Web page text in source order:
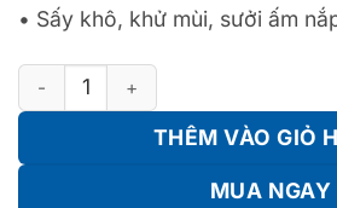
• Sấy khô, khử mùi, sưởi ấm
Bàn Cầu 2 Khối Kết Hợp Nắp Rửa
THÊM VÀO GIỎ
MUA NGAY